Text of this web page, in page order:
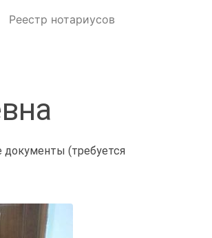
Реестр нотариусов
документы (требуется